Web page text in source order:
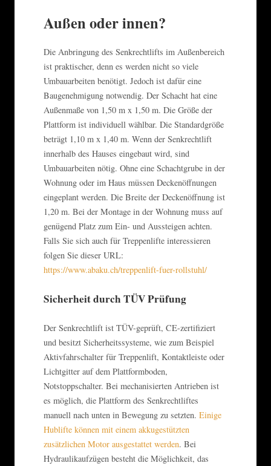
Außen oder innen?
Die Anbringung des Senkrechtlifts im Außenbereich
ist praktischer, denn es werden nicht so viele
Umbauarbeiten benötigt. Jedoch ist dafür eine
Baugenehmigung notwendig. Der Schacht hat eine
Außenmaße von 1,50 m x 1,50 m. Die Größe der
Plattform ist individuell wählbar. Die Standardgröße
beträgt 1,10 m x 1,40 m. Wenn der Senkrechtlift
innerhalb des Hauses eingebaut wird, sind
Umbauarbeiten nötig. Ohne eine Schachtgrube in der
Wohnung oder im Haus müssen Deckenöffnungen
eingeplant werden. Die Breite der Deckenöffnung ist
1,20 m. Bei der Montage in der Wohnung muss auf
genügend Platz zum Ein- und Aussteigen achten.
Falls Sie sich auch für Treppenlifte interessieren
folgen Sie dieser URL:
https://www.abaku.ch/treppenlift-fuer-rollstuhl/
Sicherheit durch TÜV Prüfung
Der Senkrechtlift ist TÜV-geprüft, CE-zertifiziert
und besitzt Sicherheitssysteme, wie zum Beispiel
Aktivfahrschalter für Treppenlift, Kontaktleiste oder
Lichtgitter auf dem Plattformboden,
Notstoppschalter. Bei mechanisierten Antrieben ist
es möglich, die Plattform des Senkrechtliftes
manuell nach unten in Bewegung zu setzten. Einige
Hublifte können mit einem akkugestützten
zusätzlichen Motor ausgestattet werden. Bei
Hydraulikaufzügen besteht die Möglichkeit, das